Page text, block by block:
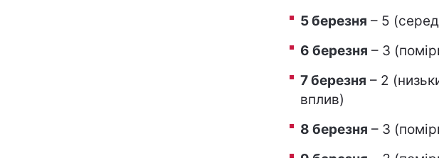
5 березня – 5
6 березня – 3
7 березня – 2
вплив)
8 березня – 3